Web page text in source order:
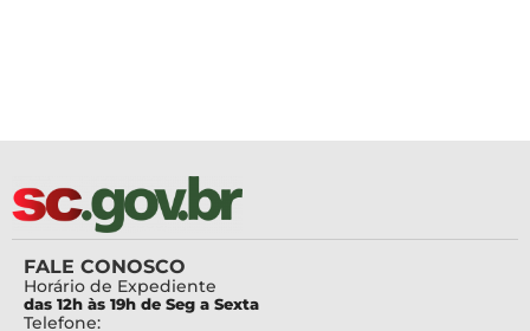
FALE CONOSCO
Horário de Expediente
das 12h às 19h de Seg a Sexta
Telefone: